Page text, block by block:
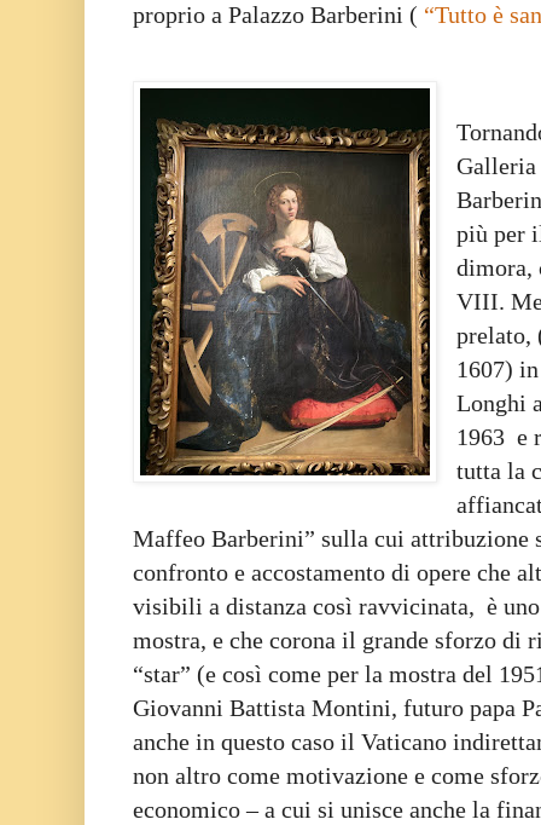
proprio a Palazzo Barberini ( “Tutto è
Galleria
più per
dimora,
VIII.
prelato,
1607)
Longhi
1963 e
tutta la
Maffeo Barberini” sulla cui attribuzione
confronto e accostamento di opere che
visibili a distanza così ravvicinata, è
mostra, e che corona il grande sforzo di
“star” (e così come per la mostra del
Giovanni Battista Montini, futuro papa
anche in questo caso il Vaticano
non altro come motivazione e come
economico – a cui si unisce anche la